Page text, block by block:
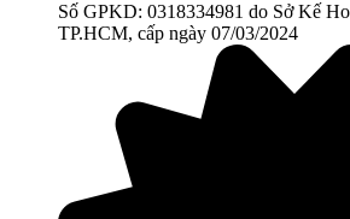
Số GPKD: 0318334981 do Sở Kế
TP.HCM, cấp ngày 07/03/2024